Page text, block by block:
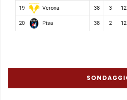
19 Verona 38 3 12
20 Pisa 38 2 12